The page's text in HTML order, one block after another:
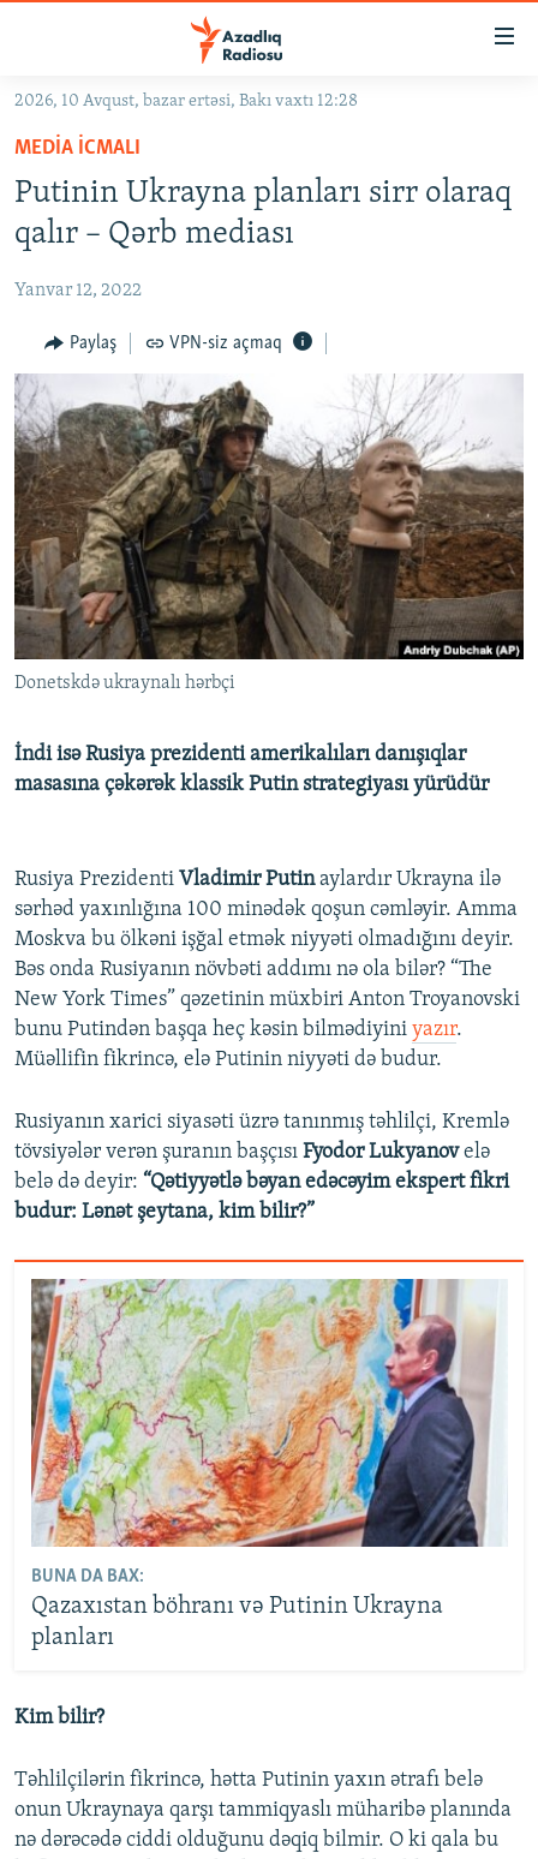
Əsas
qayıt
Əsas
naviqasiyaya
qayıt
GÜNDƏM
KORRUPSIOMETR
#ƏSLINDƏ
FƏRQƏ BAX
QANUNI DOĞRU
ARAŞDIRMA
MULTIMEDIA
VIDEO
FOTOQALEREYA
İNFOQRAFIKA
KARIKATURA
RADIO ARXIV
OXU ZALI
AZƏRBAYCAN ƏDƏBIYYATI KITABXANASI
İSLAM VƏ DEMOKRATIYA
İZ - MƏDƏNIYYƏT PROQRAMI
HAQQIMIZDA
MISSIYAMIZ
PEŞƏ ETIKASI VƏ JURNALISTIKA STANDARTLARIMIZ
MATERIALLARIMIZDAN ISTIFADƏ
AZADLIQRADIOSU MOBIL TELEFONUNUZDA
XƏBƏR BÜLLETENLƏRIMIZ
BIZI IZLƏ
RFE/RL-in bütün saytları
2026, 10 Avqust, bazar ertəsi, Bakı vaxtı 12:28
MEDIA ICMALI
Putinin Ukrayna planları sirr olaraq
qalır – Qərb mediası
Yanvar 12, 2022
Paylaş VPN-siz açmaq
Donetskdə ukraynalı hərbçi
İndi isə Rusiya prezidenti amerikalıları danışıqlar
masasına çəkərək klassik Putin strategiyası yürüdür
Rusiya Prezidenti Vladimir Putinaylardır Ukrayna ilə
sərhəd yaxınlığına 100 minədək qoşun cəmləyir. Amma
Moskva bu ölkəni işğal etmək niyyəti olmadığını deyir.
Bəs onda Rusiyanın növbəti addımı nə ola bilər? “The
New York Times” qəzetinin müxbiri Anton Troyanovski
bunu Putindən başqa heç kəsin bilmədiyini yazır.
Müəllifin fikrincə, elə Putinin niyyəti də budur.
Rusiyanın xarici siyasəti üzrə tanınmış təhlilçi, Kremlə
tövsiyələr verən şuranın başçısı Fyodor Lukyanovelə
belə də deyir: “Qətiyyətlə bəyan edəcəyim ekspert fikri
budur: Lənət şeytana, kim bilir?”
BUNA DA BAX:
Qazaxıstan böhranı və Putinin Ukrayna
planları
Kim bilir?
Təhlilçilərin fikrincə, hətta Putinin yaxın ətrafı belə
onun Ukraynaya qarşı tammiqyaslı müharibə planında
nə dərəcədə ciddi olduğunu dəqiq bilmir. O ki qala bu